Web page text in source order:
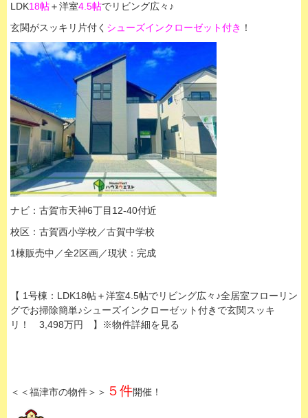
LDK18帖＋洋室4.5帖でリビング広々♪
玄関がスッキリ片付く シューズインクローゼット付き ！
ナビ：古賀市天神6丁目12-40付近
校区：古賀西小学校／古賀中学校
1棟販売中／全2区画／現状：完成
【 1号棟：LDK18帖＋洋室4.5帖でリビング広々♪全居室フローリン
グでお掃除簡単♪シューズインクローゼット付きで玄関スッキ
リ！ 3,498万円 】※物件詳細を見る
＜＜福津市の物件＞＞ ５件開催！